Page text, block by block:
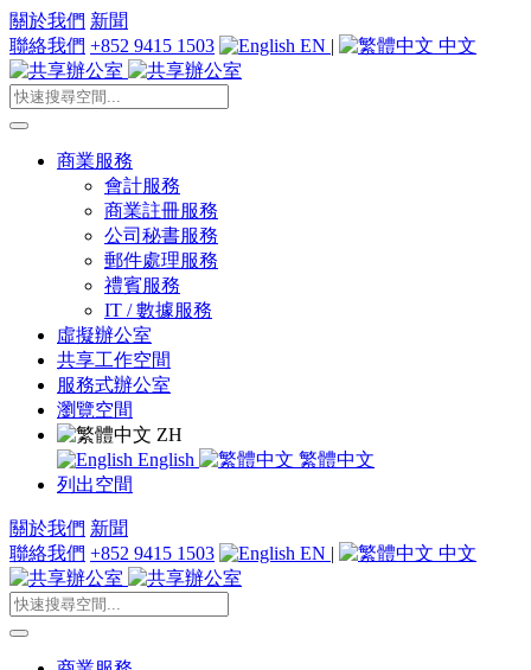
關於我們 新聞
聯絡我們 +852 9415 1503 EN | 中文
商業服務
會計服務
商業註冊服務
公司秘書服務
郵件處理服務
禮賓服務
IT / 數據服務
虛擬辦公室
共享工作空間
服務式辦公室
瀏覽空間
ZH
English
繁體中文
列出空間
關於我們 新聞
聯絡我們 +852 9415 1503 EN | 中文